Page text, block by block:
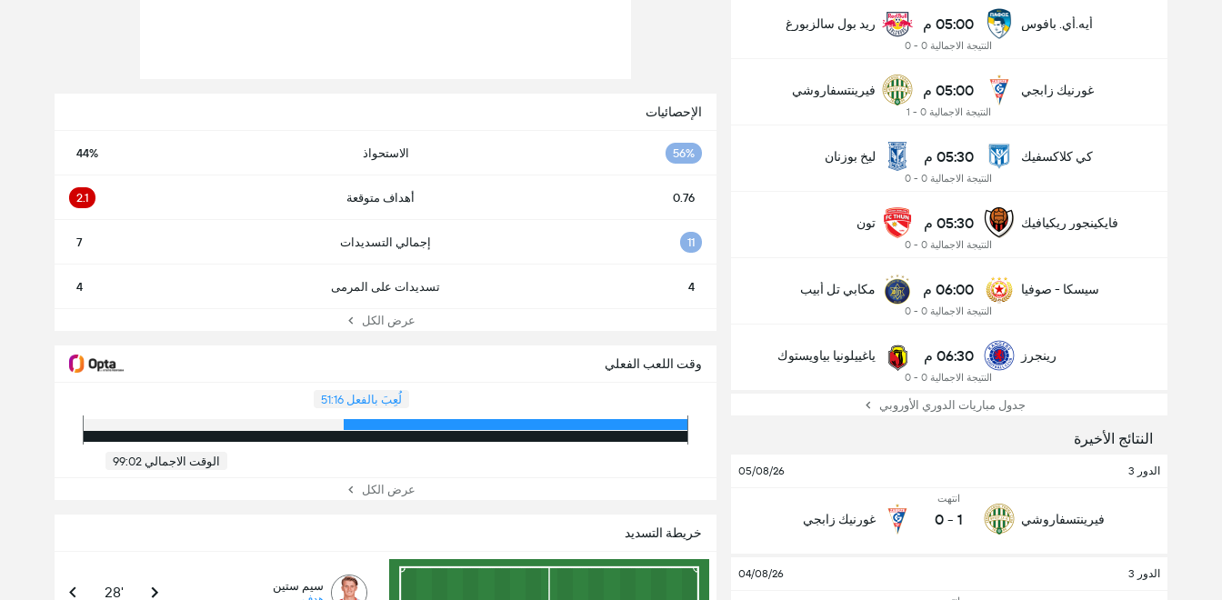
أيه.أي. بافوس 05:00 م
النتيجة الاجمالية 0 - 0
ريد بول سالزبورغ
غورنيك زابجي 05:00 م
النتيجة الاجمالية 0 - 1
فيرينتسفاروشي
كي كلاكسفيك 05:30 م
النتيجة الاجمالية 0 - 0
ليخ بوزنان
فايكينجور ريكيافيك 05:30 م
النتيجة الاجمالية 0 - 0
تون
سيسكا - صوفيا 06:00 م
النتيجة الاجمالية 0 - 0
مكابي تل أبيب
رينجرز 06:30 م
النتيجة الاجمالية 0 - 0
ياغييلونيا بياويستوك
جدول مباريات الدوري الأوروبي
النتائج الأخيرة
الدور 3 05/08/26
فيرينتسفاروشي
انتهت
1
-
0 غورنيك زابجي
الدور 3 04/08/26
الإحصائيات
56% الاستحواذ 44%
0.76 أهداف متوقعة 2.1
11 إجمالي التسديدات 7
4 تسديدات على المرمى 4
عرض الكل
وقت اللعب الفعلي
لُعِبَ بالفعل 51:16
الوقت الاجمالي 99:02
عرض الكل
خريطة التسديد
سيم ستين 28'